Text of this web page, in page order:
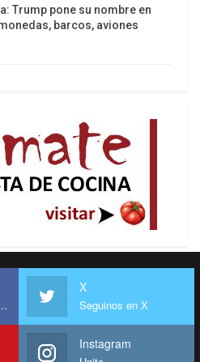
Trump pone su nombre en
barcos, aviones
Facebook
X
Seguinos en X
Instagram